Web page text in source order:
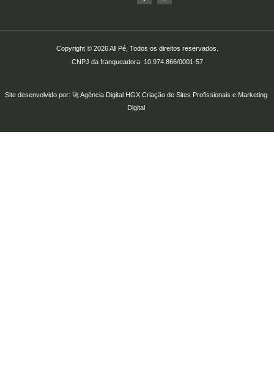
Copyright © 2026 All Pé, Todos os direitos reservados.
CNPJ da franqueadora: 10.974.866/0001-57
Site desenvolvido por: 🚀Agência Digital HGXCriação de Sites Profissionaise Marketing
Digital